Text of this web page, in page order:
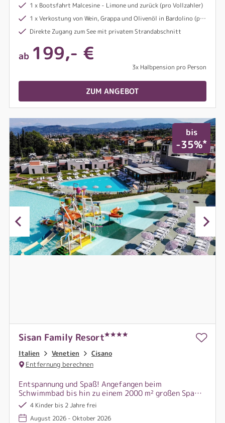
1 x Bootsfahrt Malcesine - Limone und zurück (pro Vollzahler)
1 x Verkostung von Wein, Grappa und Olivenöl in Bardolino (pro Vollzahler, ca. 26 km entfernt)
Direkte Zugang zum See mit privatem Strandabschnitt
ab 199,- €
3x Halbpension pro Person
ZUM ANGEBOT
bis
-35%*
Sisan Family Resort
Italien Venetien
Cisano
Entfernung berechnen
Entspannung und Spaß! Angefangen beim
Schwimmbad bis hin zu einem 2000 m² großen Spaß -
Wasserpark mit Wasserspielen und all das mitten in
der herrlichen Natur der Berge und Alpen.
4 Kinder bis 2 Jahre frei
August 2026 - Oktober 2026